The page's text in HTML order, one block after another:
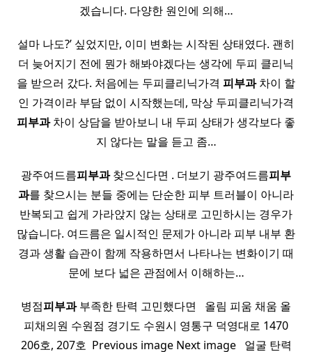
겠습니다. 다양한 원인에 의해…
설마 나도?’ 싶었지만, 이미 변화는 시작된 상태였다. 괜히
더 늦어지기 전에 뭔가 해봐야겠다는 생각에 두피 클리닉
을 받으러 갔다. 처음에는 두피클리닉가격 피부과차이 할
인 가격이라 부담 없이 시작했는데, 막상 두피클리닉가격
피부과차이 상담을 받아보니 내 두피 상태가 생각보다 좋
지 않다는 말을 듣고 좀…
광주여드름피부과찾으신다면 . 더보기 광주여드름피부
과를 찾으시는 분들 중에는 단순한 피부 트러블이 아니라
반복되고 쉽게 가라앉지 않는 상태로 고민하시는 경우가
많습니다. 여드름은 일시적인 문제가 아니라 피부 내부 환
경과 생활 습관이 함께 작용하면서 나타나는 변화이기 때
문에 보다 넓은 관점에서 이해하는…
병점피부과부족한 탄력 고민했다면 ​ ​ 올림 피움 채움 올
피채의원 수원점 경기도 수원시 영통구 덕영대로 1470
206호, 207호 ​ Previous image Next image ​ ​ 얼굴 탄력